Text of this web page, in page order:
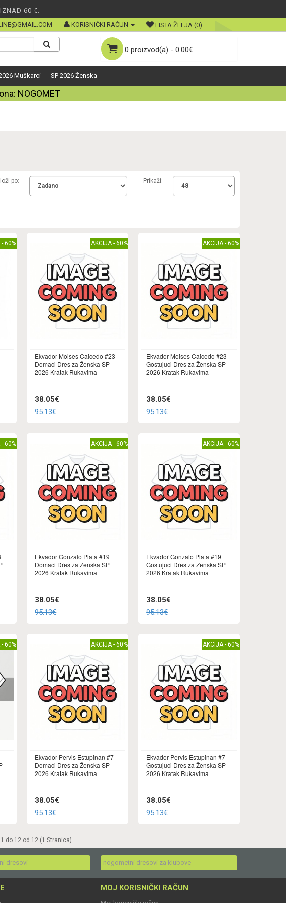
60 €.
KORISNIČKI RAČUN LISTA ŽELJA (0)
0 proizvod(a) - 0.00€
Muškarci SP 2026 Ženska
NOGOMET
po: Prikaži:
60% AKCIJA - 60%
Ekvador Moises Caicedo #23
Domaci Dres za Ženska SP
2026 Kratak Rukavima
38.05€
95.13€
AKCIJA - 60%
Ekvador Moises Caicedo #23
Gostujuci Dres za Ženska SP
2026 Kratak Rukavima
38.05€
95.13€
60% AKCIJA - 60%
Ekvador Gonzalo Plata #19
Domaci Dres za Ženska SP
2026 Kratak Rukavima
38.05€
95.13€
AKCIJA - 60%
Ekvador Gonzalo Plata #19
Gostujuci Dres za Ženska SP
2026 Kratak Rukavima
38.05€
95.13€
- 60% AKCIJA - 60%
Ekvador Pervis Estupinan #7
Domaci Dres za Ženska SP
2026 Kratak Rukavima
38.05€
95.13€
AKCIJA - 60%
Ekvador Pervis Estupinan #7
Gostujuci Dres za Ženska SP
2026 Kratak Rukavima
38.05€
95.13€
do 12 od 12 (1 Stranica)
dresovi nogometni dresovi za klubove
MOJ KORISNIČKI RAČUN